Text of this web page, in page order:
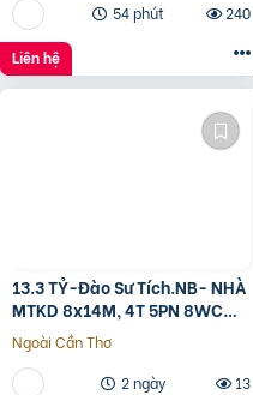
54 phút
240
Liên hệ
13.3 TỶ-Đào Sư Tích.NB- NHÀ
MTKD 8x14M, 4T 5PN 8WC
FULL NỘI THẤT GỖ ĐỎ
Ngoài Cần Thơ
2 ngày
13